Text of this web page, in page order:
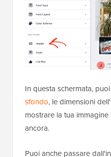
In questa schermata, puoi
sfondo, le dimensioni
mostrare la tua
ancora.
Puoi anche passare